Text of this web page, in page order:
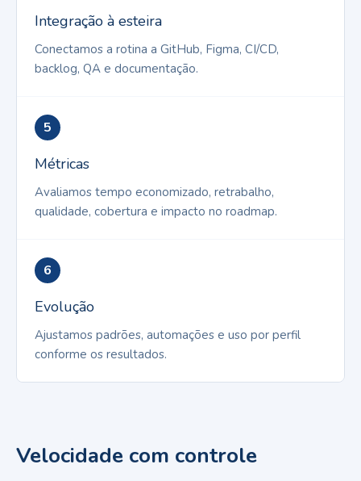
Integração à esteira
Conectamos a rotina a GitHub, Figma, CI/CD,
backlog, QA e documentação.
5
Métricas
Avaliamos tempo economizado, retrabalho,
qualidade, cobertura e impacto no roadmap.
6
Evolução
Ajustamos padrões, automações e uso por perfil
conforme os resultados.
Velocidade com controle